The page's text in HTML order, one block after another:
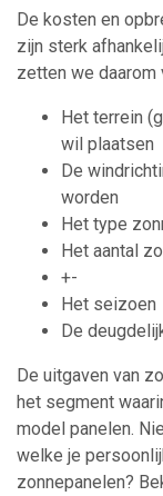
De kosten en
zijn sterk
zetten we daarom
Het terrein
wil plaatsen
De
worden
Het type
Het aantal
+-
Het seizoen
De
De uitgaven van
het segment
model panelen.
welke je
zonnepanelen?